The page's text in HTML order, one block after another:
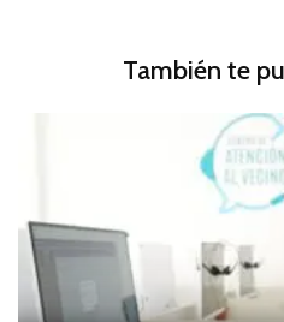
También te